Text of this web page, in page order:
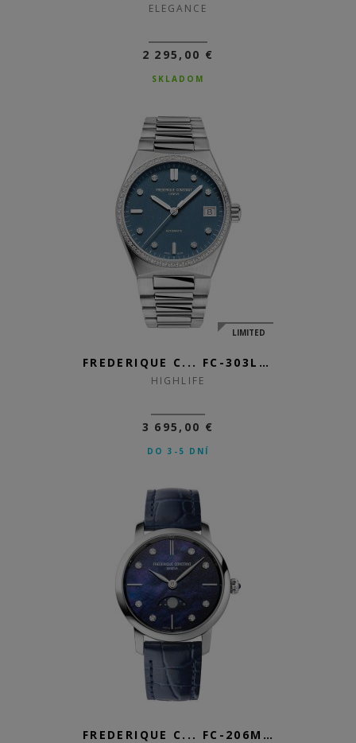
ELEGANCE
2 295,00 €
SKLADOM
LIMITED
FREDERIQUE C... FC-303LBSD2N...
HIGHLIFE
3 695,00 €
DO 3-5 DNÍ
FREDERIQUE C... FC-206MPND1S6